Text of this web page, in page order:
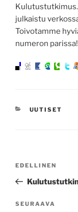
julkaistu
Toivotamme
numeron parissa!
KATEGORIAT
UUTISET
Edellinen
artikkeli
EDELLINEN
Seuraava
SEURAAVA